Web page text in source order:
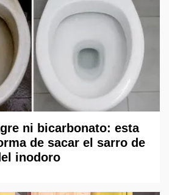
ni bicarbonato: esta
de sacar el sarro de
inodoro